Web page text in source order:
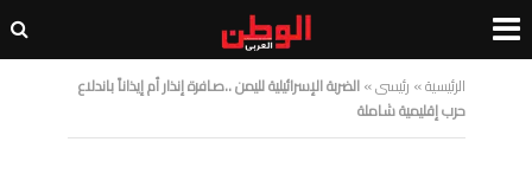
الرئيسية» رئيسى»الضربة الإسرائيلية لليمن ..صافرة إنذار أم إيذاناً باندلاع
حرب إقليمية شاملة